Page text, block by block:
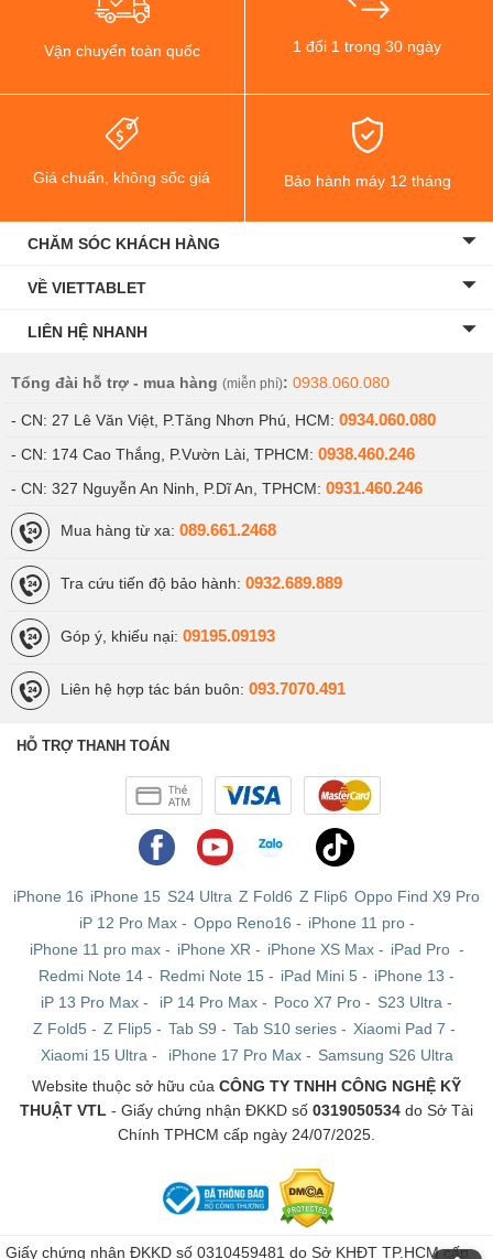
Vận chuyển toàn quốc 1 đổi 1 trong 30 ngày
Giá chuẩn, không sốc giá Bảo hành máy 12 tháng
CHĂM SÓC KHÁCH HÀNG
VỀ VIETTABLET
LIÊN HỆ NHANH
Tổng đài hỗ trợ - mua hàng (miễn phí): 0938.060.080
- CN: 27 Lê Văn Việt, P.Tăng Nhơn Phú, HCM: 0934.060.080
- CN: 174 Cao Thắng, P.Vườn Lài, TPHCM: 0938.460.246
- CN: 327 Nguyễn An Ninh, P.Dĩ An, TPHCM: 0931.460.246
Mua hàng từ xa: 089.661.2468
Tra cứu tiến độ bảo hành: 0932.689.889
Góp ý, khiếu nại: 09195.09193
Liên hệ hợp tác bán buôn: 093.7070.491
HỖ TRỢ THANH TOÁN
iPhone 16 iPhone 15 S24 Ultra Z Fold6 Z Flip6 Oppo Find X9 Pro
iP 12 Pro Max- Oppo Reno16 - iPhone 11 pro-
iPhone 11 pro max- iPhone XR - iPhone XS Max- iPad Pro -
Redmi Note 14 - Redmi Note 15 - iPad Mini 5 - iPhone 13 -
iP 13 Pro Max - iP 14 Pro Max - Poco X7 Pro - S23 Ultra -
Z Fold5 - Z Flip5 - Tab S9 - Tab S10 series - Xiaomi Pad 7 -
Xiaomi 15 Ultra - iPhone 17 Pro Max- Samsung S26 Ultra
Website thuộc sở hữu của CÔNG TY TNHH CÔNG NGHỆ KỸ
THUẬT VTL - Giấy chứng nhận ĐKKD số 0319050534 do Sở Tài
Chính TPHCM cấp ngày 24/07/2025.
Giấy chứng nhận ĐKKD số 0310459481 do Sở KHĐT TP.HCM cấp